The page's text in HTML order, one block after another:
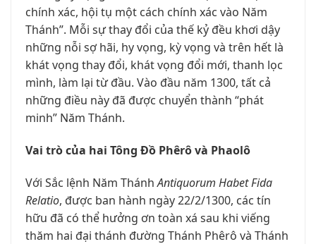
chính xác, hội tụ một cách chính xác vào Năm
Thánh”. Mỗi sự thay đổi của thế kỷ đều khơi dậy
những nỗi sợ hãi, hy vọng, kỳ vọng và trên hết là
khát vọng thay đổi, khát vọng đổi mới, thanh lọc
mình, làm lại từ đầu. Vào đầu năm 1300, tất cả
những điều này đã được chuyển thành “phát
minh” Năm Thánh.
Vai trò của hai Tông Đồ Phêrô và Phaolô
Với Sắc lệnh Năm ThánhAntiquorum Habet Fida
Relatio, được ban hành ngày 22/2/1300, các tín
hữu đã có thể hưởng ơn toàn xá sau khi viếng
thăm hai đại thánh đường Thánh Phêrô và Thánh